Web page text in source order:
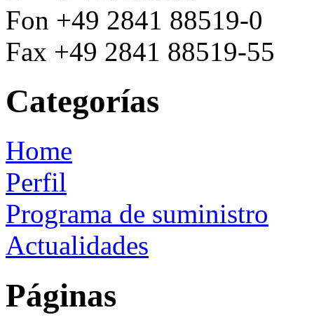
Fon +49 2841 88519-0
Fax +49 2841 88519-55
Categorías
Home
Perfil
Programa de suministro
Actualidades
Páginas